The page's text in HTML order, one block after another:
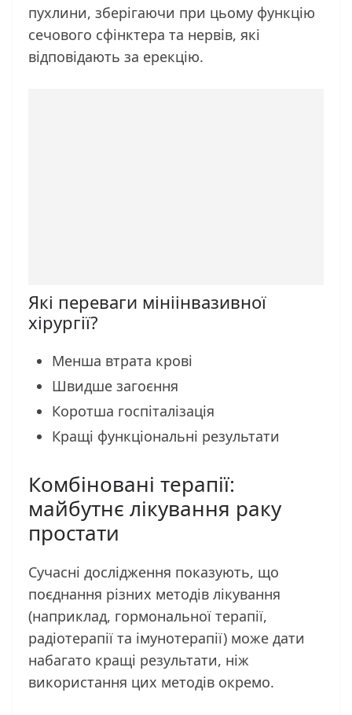
пухлини, зберігаючи при цьому функцію
сечового сфінктера та нервів, які
відповідають за ерекцію.
Які переваги мініінвазивної
хірургії?
Менша втрата крові
Швидше загоєння
Коротша госпіталізація
Кращі функціональні результати
Комбіновані терапії:
майбутнє лікування раку
простати
Сучасні дослідження показують, що
поєднання різних методів лікування
(наприклад, гормональної терапії,
радіотерапії та імунотерапії) може дати
набагато кращі результати, ніж
використання цих методів окремо.